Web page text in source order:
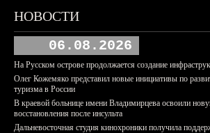
НОВОСТИ
06.08.2026
На Русском острове продолжается создание
Олег Кожемяко представил новые инициативы по
туризма в России
В краевой больнице имени Владимирцева освоили
восстановления после инсульта
Дальневосточная студия кинохроники получила